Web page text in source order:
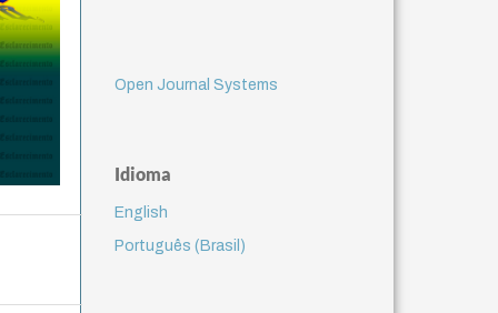
Open Journal Systems
Idioma
English
Português (Brasil)